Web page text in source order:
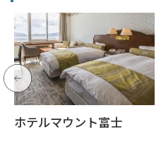
ホテルマウント富士